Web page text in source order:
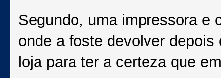
Segundo, uma impressora e
onde a foste devolver
loja para ter a certeza que